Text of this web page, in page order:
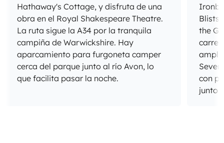
Hathaway's Cottage, y disfruta de una
obra en el Royal Shakespeare Theatre.
La ruta sigue la A34 por la tranquila
campiña de Warwickshire. Hay
aparcamiento para furgoneta camper
cerca del parque junto al río Avon, lo
que facilita pasar la noche.
Blists
the
con
junto